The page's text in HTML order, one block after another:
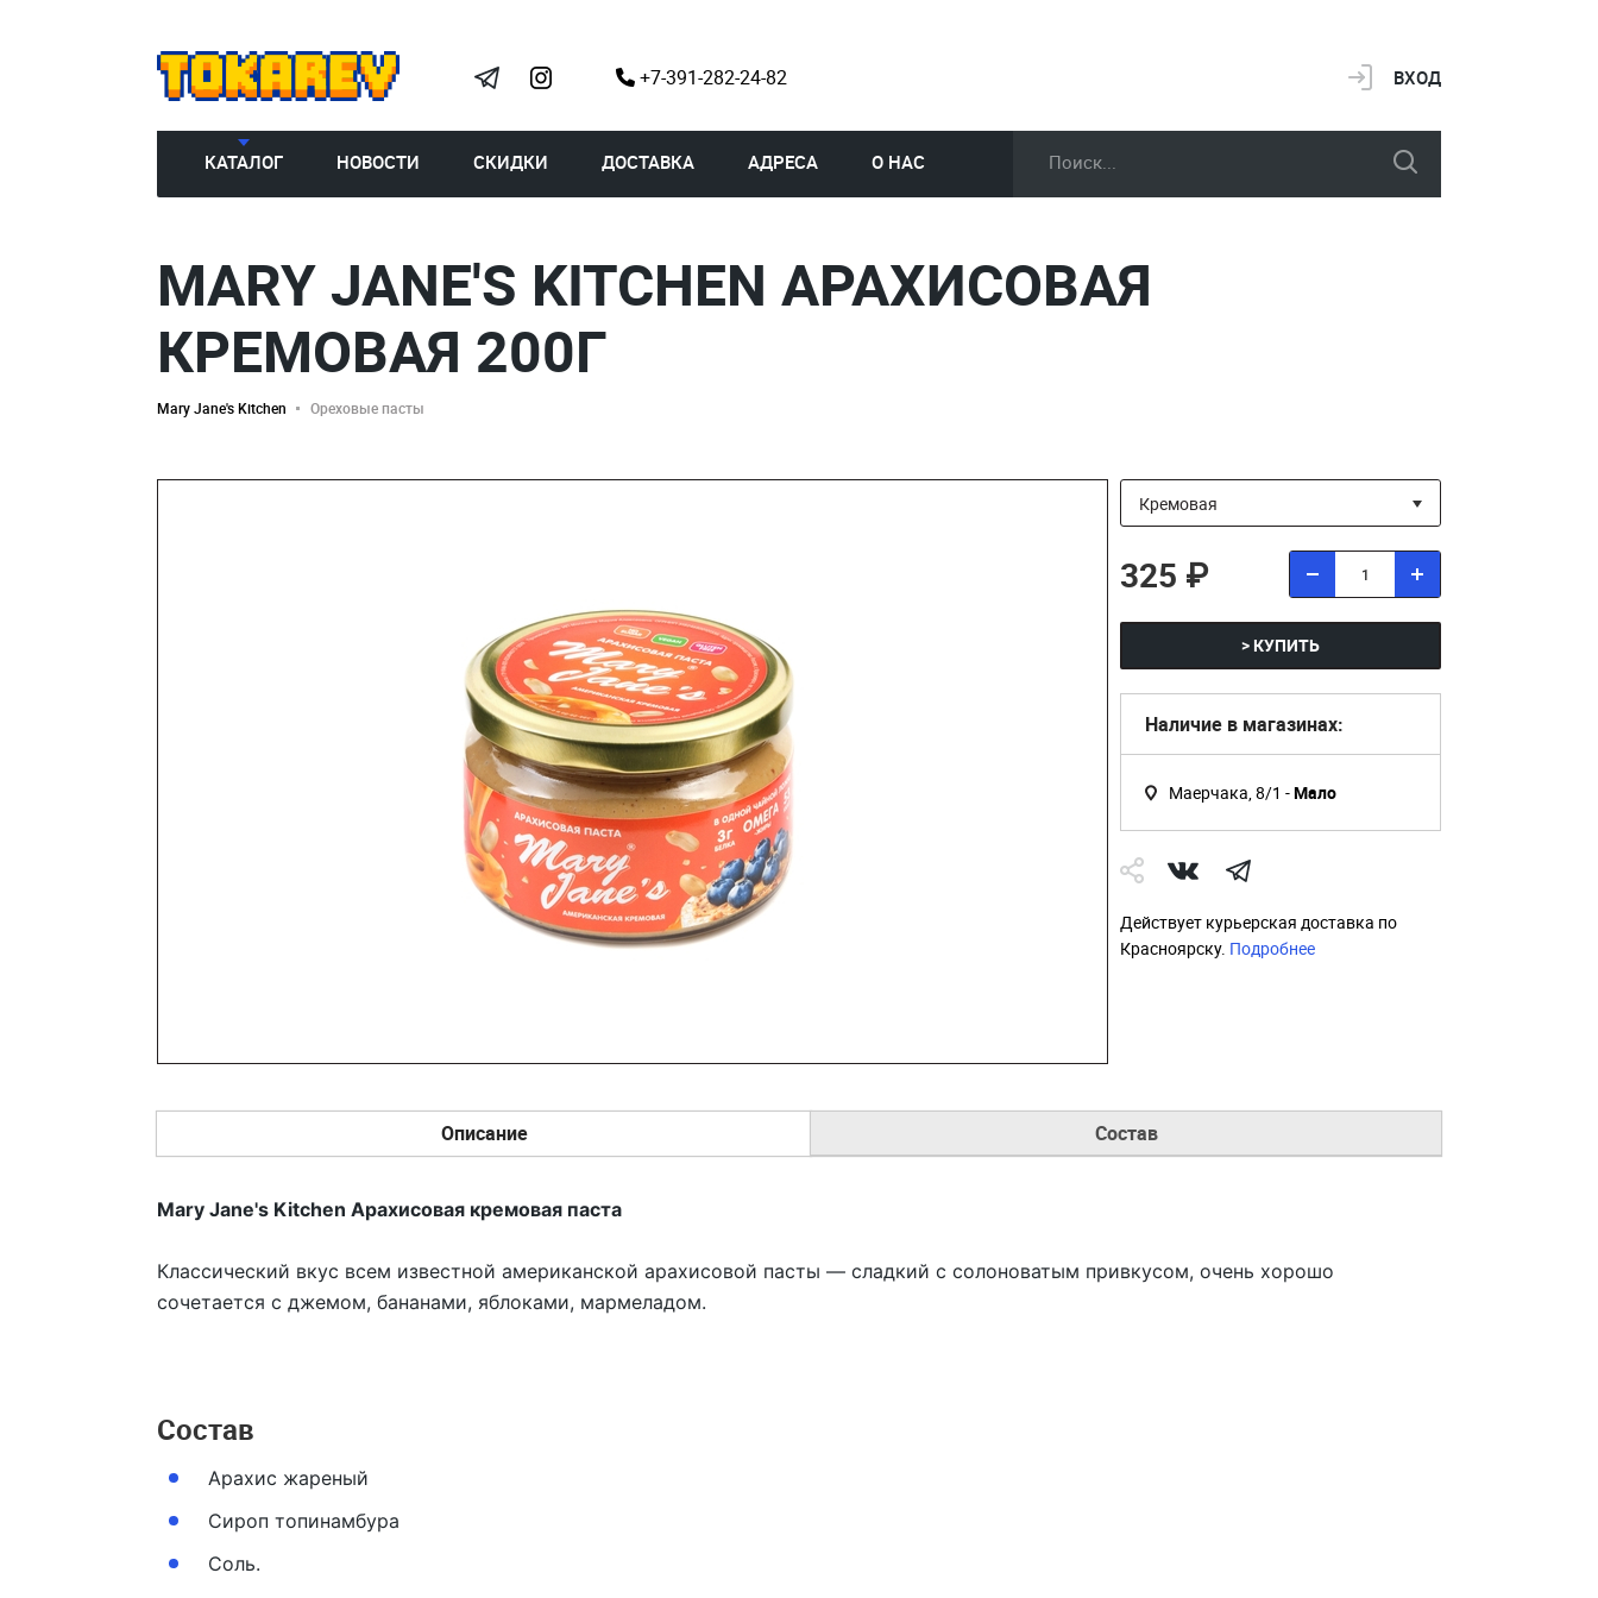
+7-391-282-24-82 ВХОД
КАТАЛОГ НОВОСТИ СКИДКИ ДОСТАВКА АДРЕСА О НАС
MARY JANE'S KITCHEN АРАХИСОВАЯ
КРЕМОВАЯ 200Г
Mary Jane's Kitchen Ореховые пасты
325 ₽
> КУПИТЬ
Наличие в магазинах:
Маерчака, 8/1 -Мало
Действует курьерская доставка по
Красноярску. Подробнее
Описание Состав
Mary Jane's Kitchen Арахисовая кремовая паста
Классический вкус всем известной американской арахисовой пасты — сладкий с солоноватым привкусом, очень хорошо
сочетается с джемом, бананами, яблоками, мармеладом.
Состав
Арахис жареный
Сироп топинамбура
Соль.